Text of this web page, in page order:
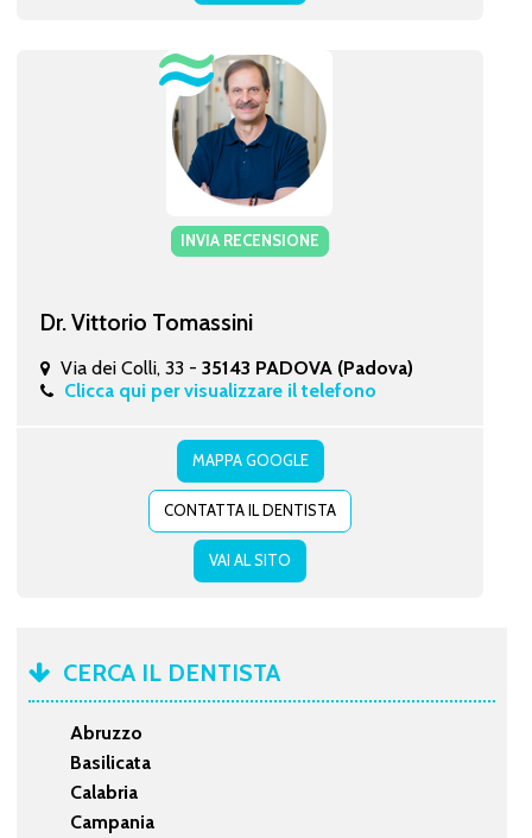
INVIA RECENSIONE
Dr. Vittorio Tomassini
Via dei Colli, 33 - 35143 PADOVA (Padova)
Clicca qui per visualizzare il telefono
MAPPA GOOGLE
CONTATTA IL DENTISTA
VAI AL SITO
CERCA IL DENTISTA
Abruzzo
Basilicata
Calabria
Campania